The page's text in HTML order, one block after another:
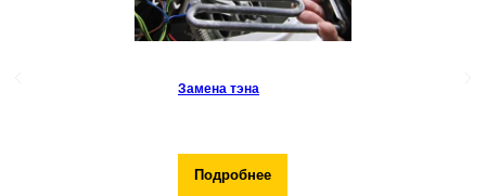
Замена тэна
Подробнее